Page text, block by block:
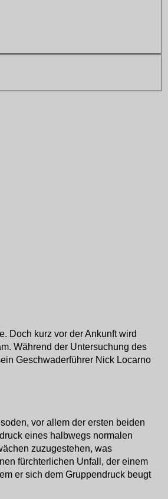
Doch kurz vor der Ankunft wird
Während der Untersuchung des
Geschwaderführer Nick Locarno
vor allem der ersten beiden
eines halbwegs normalen
zuzugestehen, was
fürchterlichen Unfall, der einem
er sich dem Gruppendruck beugt